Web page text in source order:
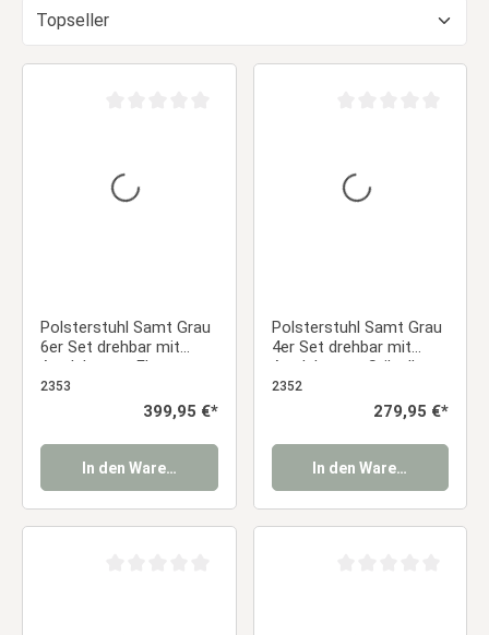
Polsterstuhl Samt Grau
6er Set drehbar mit
Armlehnen – Elegante
Esszimmerstühle
2353
Regulärer Preis:
399,95 €*
In den Warenkorb
Polsterstuhl Samt Grau
4er Set drehbar mit
Armlehnen – Stilvolle
Esszimmerstühle
2352
Regulärer Preis:
279,95 €*
In den Warenkorb